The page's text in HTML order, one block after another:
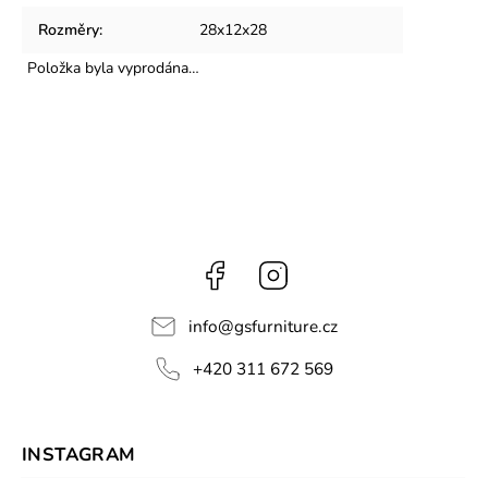
Rozměry:
28x12x28
Položka byla vyprodána…
Facebook
info@gsfurniture.cz
+420 311 672 569
INSTAGRAM